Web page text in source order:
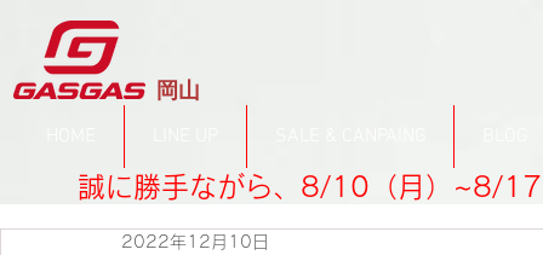
​岡山
誠に勝手ながら、8/10（月）~8/17
2022年12月10日